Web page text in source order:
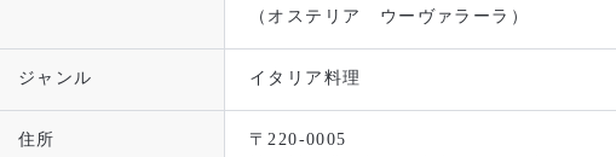
（オステリア ウーヴァラーラ）
ジャンル イタリア料理
住所
〒220-0005